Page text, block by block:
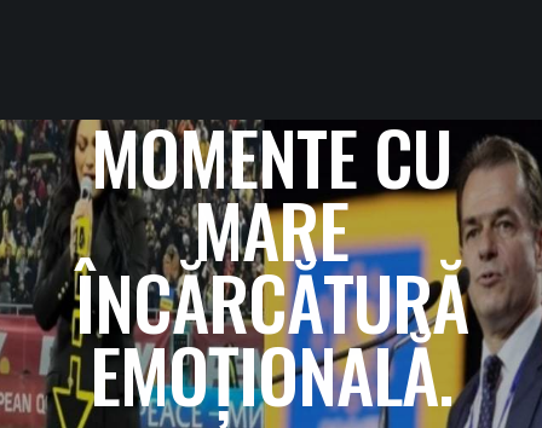
MOMENTE CU
MARE
ÎNCĂRCĂTURĂ
EMOȚIONALĂ.